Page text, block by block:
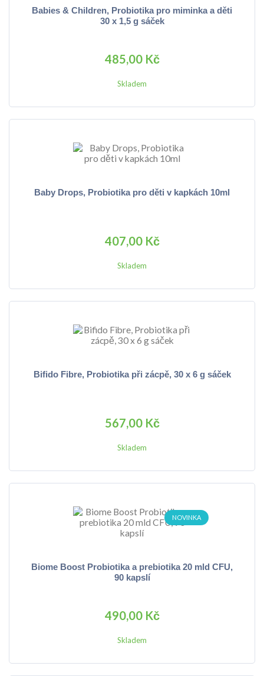
Babies & Children, Probiotika pro miminka a děti
30 x 1,5 g sáček
485,00 Kč
Skladem
Baby Drops, Probiotika pro děti v kapkách 10ml
407,00 Kč
Skladem
Bifido Fibre, Probiotika při zácpě, 30 x 6 g sáček
567,00 Kč
Skladem
NOVINKA
Biome Boost Probiotika a prebiotika 20 mld CFU,
90 kapslí
490,00 Kč
Skladem